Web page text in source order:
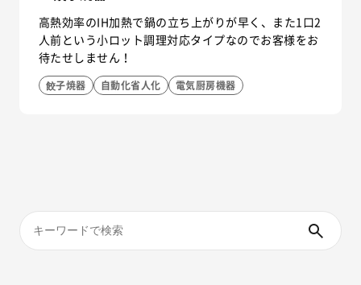
高熱効率のIH加熱で鍋の立ち上がりが早く、また1口2
人前という小ロット調理対応タイプなのでお客様をお
待たせしません！
餃子焼器 自動化省人化 電気厨房機器